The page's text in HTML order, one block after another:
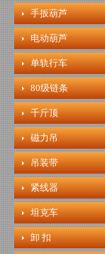
手扳葫芦
电动葫芦
单轨行车
80级链条
千斤顶
磁力吊
吊装带
紧线器
坦克车
卸 扣